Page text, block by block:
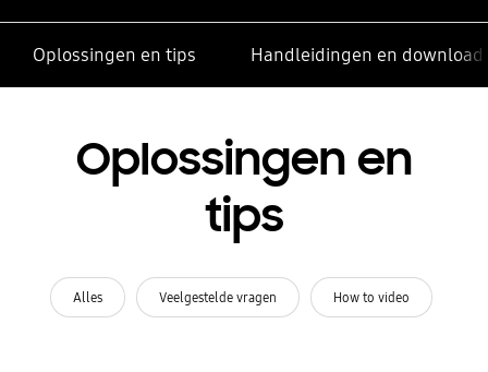
Oplossingen en tips Handleidingen en
Oplossingen en
tips
Alles Veelgestelde vragen How to video